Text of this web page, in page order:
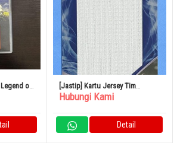
of
[Jastip] Kartu Jersey Tim
Nasional Sepak Bola Jepang FC
Hubungi Kami
Detail